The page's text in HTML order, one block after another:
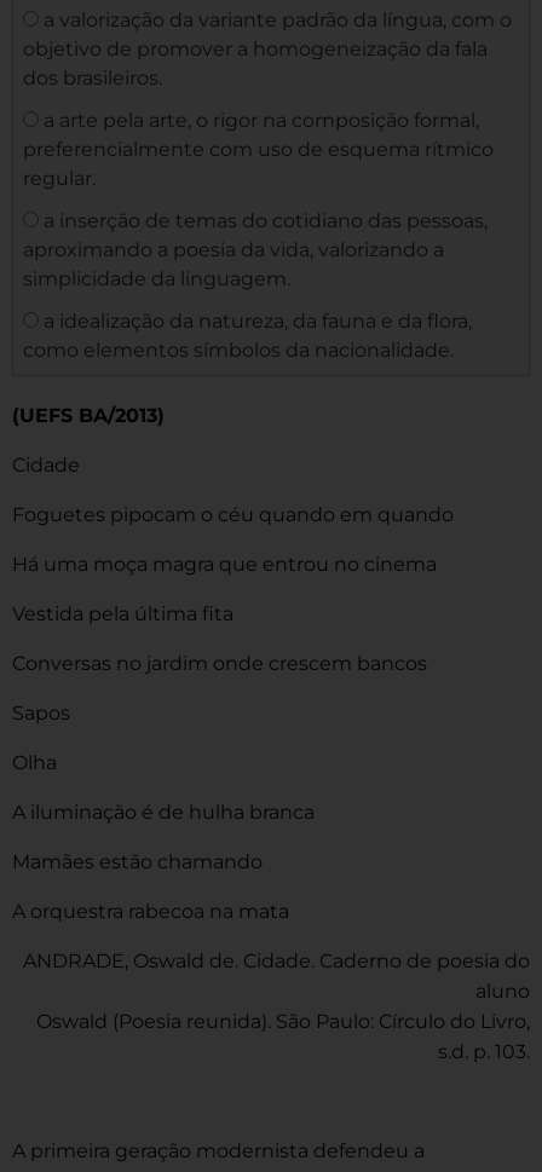
a valorização da variante padrão da língua, com o
objetivo de promover a homogeneização da fala
dos brasileiros.
a arte pela arte, o rigor na composição formal,
preferencialmente com uso de esquema rítmico
regular.
a inserção de temas do cotidiano das pessoas,
aproximando a poesia da vida, valorizando a
simplicidade da linguagem.
a idealização da natureza, da fauna e da flora,
como elementos símbolos da nacionalidade.
(UEFS BA/2013)
Cidade
Foguetes pipocam o céu quando em quando
Há uma moça magra que entrou no cinema
Vestida pela última fita
Conversas no jardim onde crescem bancos
Sapos
Olha
A iluminação é de hulha branca
Mamães estão chamando
A orquestra rabecoa na mata
ANDRADE, Oswald de. Cidade. Caderno de poesia do
aluno
Oswald (Poesia reunida). São Paulo: Círculo do Livro,
s.d. p. 103.
A primeira geração modernista defendeu a